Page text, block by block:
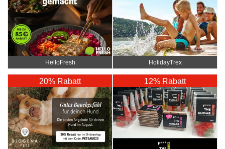
HelloFresh HolidayTrex
20% Rabatt 12% Rabatt